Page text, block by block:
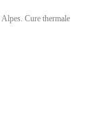
Cure thermale